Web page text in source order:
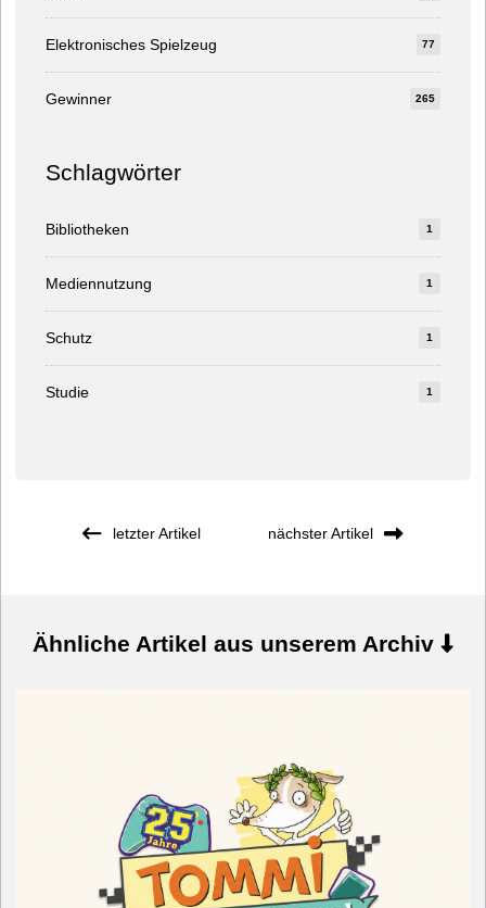
Elektronisches Spielzeug 77
Gewinner 265
Schlagwörter
Bibliotheken 1
Mediennutzung 1
Schutz 1
Studie 1
letzter Artikel nächster Artikel
Ähnliche Artikel aus unserem Archiv